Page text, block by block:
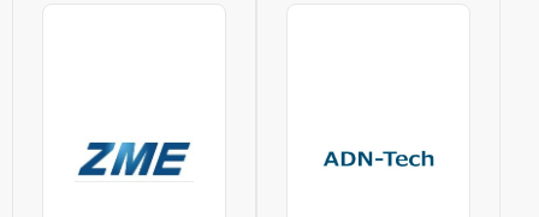
себя как
оборудования, ...